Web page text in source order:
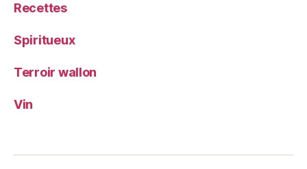
Recettes
Spiritueux
Terroir wallon
Vin